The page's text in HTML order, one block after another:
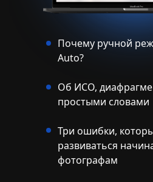
Почему ручной
Auto?
Об ИСО,
простыми словами
Три ошибки,
развиваться
фотографам